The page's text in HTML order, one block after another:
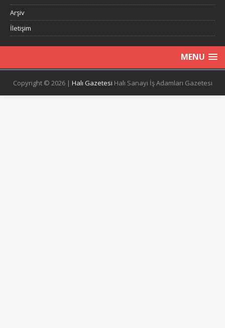
Arşiv
İletişim
MENU
Copyright © 2026 | Halı Gazetesi Halı Sanayi İş Adamları Gazetesi